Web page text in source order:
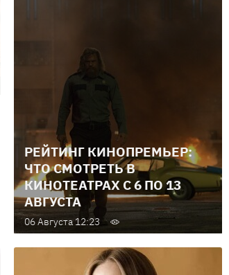
РЕЙТИНГ КИНОПРЕМЬЕР:
ЧТО СМОТРЕТЬ В
КИНОТЕАТРАХ С 6 ПО 13
АВГУСТА
06 Августа 12:23